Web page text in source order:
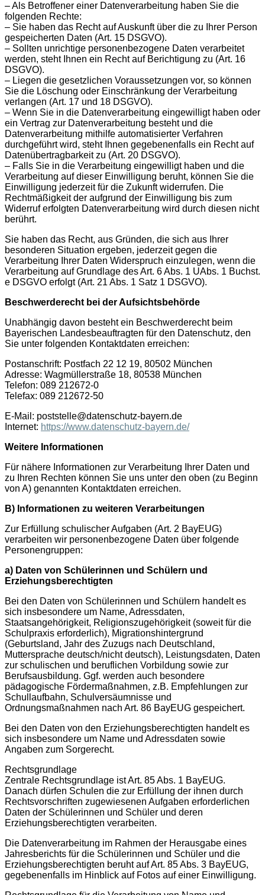
– Als Betroffener einer Datenverarbeitung haben Sie die
folgenden Rechte:
– Sie haben das Recht auf Auskunft über die zu Ihrer Person
gespeicherten Daten (Art. 15 DSGVO).
– Sollten unrichtige personenbezogene Daten verarbeitet
werden, steht Ihnen ein Recht auf Berichtigung zu (Art. 16
DSGVO).
– Liegen die gesetzlichen Voraussetzungen vor, so können
Sie die Löschung oder Einschränkung der Verarbeitung
verlangen (Art. 17 und 18 DSGVO).
– Wenn Sie in die Datenverarbeitung eingewilligt haben oder
ein Vertrag zur Datenverarbeitung besteht und die
Datenverarbeitung mithilfe automatisierter Verfahren
durchgeführt wird, steht Ihnen gegebenenfalls ein Recht auf
Datenübertragbarkeit zu (Art. 20 DSGVO).
– Falls Sie in die Verarbeitung eingewilligt haben und die
Verarbeitung auf dieser Einwilligung beruht, können Sie die
Einwilligung jederzeit für die Zukunft widerrufen. Die
Rechtmäßigkeit der aufgrund der Einwilligung bis zum
Widerruf erfolgten Datenverarbeitung wird durch diesen nicht
berührt.
Sie haben das Recht, aus Gründen, die sich aus Ihrer
besonderen Situation ergeben, jederzeit gegen die
Verarbeitung Ihrer Daten Widerspruch einzulegen, wenn die
Verarbeitung auf Grundlage des Art. 6 Abs. 1 UAbs. 1 Buchst.
e DSGVO erfolgt (Art. 21 Abs. 1 Satz 1 DSGVO).
Beschwerderecht bei der Aufsichtsbehörde
Unabhängig davon besteht ein Beschwerderecht beim
Bayerischen Landesbeauftragten für den Datenschutz, den
Sie unter folgenden Kontaktdaten erreichen:
Postanschrift: Postfach 22 12 19, 80502 München
Adresse: Wagmüllerstraße 18, 80538 München
Telefon: 089 212672-0
Telefax: 089 212672-50
E-Mail: poststelle@datenschutz-bayern.de
Internet: https://www.datenschutz-bayern.de/
Weitere Informationen
Für nähere Informationen zur Verarbeitung Ihrer Daten und
zu Ihren Rechten können Sie uns unter den oben (zu Beginn
von A) genannten Kontaktdaten erreichen.
B) Informationen zu weiteren Verarbeitungen
Zur Erfüllung schulischer Aufgaben (Art. 2 BayEUG)
verarbeiten wir personenbezogene Daten über folgende
Personengruppen:
a) Daten von Schülerinnen und Schülern und
Erziehungsberechtigten
Bei den Daten von Schülerinnen und Schülern handelt es
sich insbesondere um Name, Adressdaten,
Staatsangehörigkeit, Religionszugehörigkeit (soweit für die
Schulpraxis erforderlich), Migrationshintergrund
(Geburtsland, Jahr des Zuzugs nach Deutschland,
Muttersprache deutsch/nicht deutsch), Leistungsdaten, Daten
zur schulischen und beruflichen Vorbildung sowie zur
Berufsausbildung. Ggf. werden auch besondere
pädagogische Fördermaßnahmen, z.B. Empfehlungen zur
Schullaufbahn, Schulversäumnisse und
Ordnungsmaßnahmen nach Art. 86 BayEUG gespeichert.
Bei den Daten von den Erziehungsberechtigten handelt es
sich insbesondere um Name und Adressdaten sowie
Angaben zum Sorgerecht.
Rechtsgrundlage
Zentrale Rechtsgrundlage ist Art. 85 Abs. 1 BayEUG.
Danach dürfen Schulen die zur Erfüllung der ihnen durch
Rechtsvorschriften zugewiesenen Aufgaben erforderlichen
Daten der Schülerinnen und Schüler und deren
Erziehungsberechtigten verarbeiten.
Die Datenverarbeitung im Rahmen der Herausgabe eines
Jahresberichts für die Schülerinnen und Schüler und die
Erziehungsberechtigten beruht auf Art. 85 Abs. 3 BayEUG,
gegebenenfalls im Hinblick auf Fotos auf einer Einwilligung.